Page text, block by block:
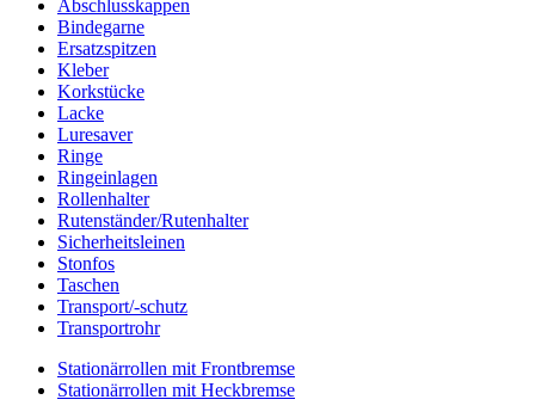
Abschlusskappen
Bindegarne
Ersatzspitzen
Kleber
Korkstücke
Lacke
Luresaver
Ringe
Ringeinlagen
Rollenhalter
Rutenständer/Rutenhalter
Sicherheitsleinen
Stonfos
Taschen
Transport/-schutz
Transportrohr
Stationärrollen mit Frontbremse
Stationärrollen mit Heckbremse